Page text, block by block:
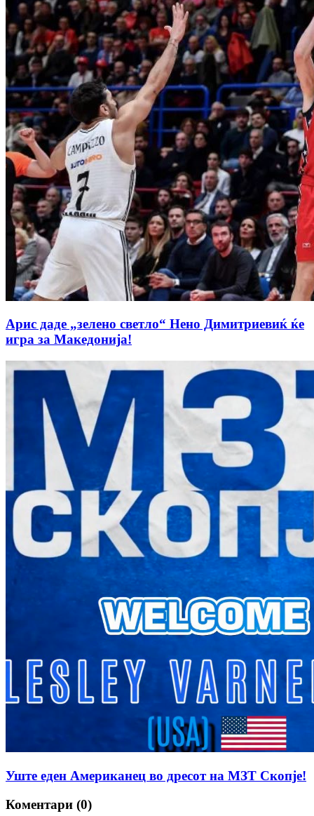
Арис даде „зелено светло“ Нено Димитриевиќ ќе
игра за Македонија!
Уште еден Американец во дресот на МЗТ Скопје!
Коментари (0)